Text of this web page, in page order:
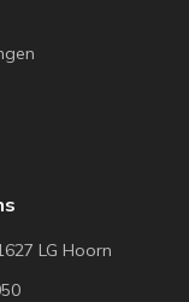
LG Hoorn